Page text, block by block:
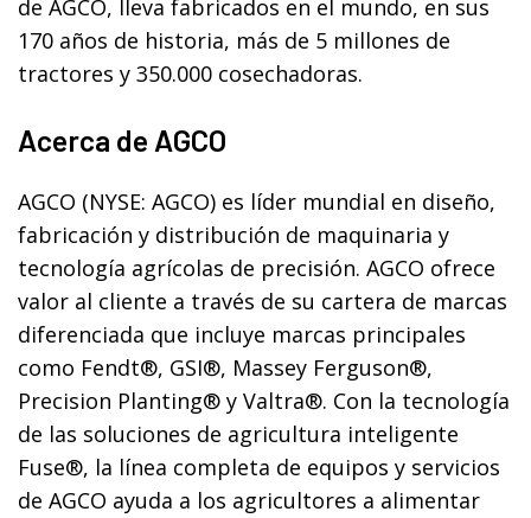
de AGCO, lleva fabricados en el mundo, en sus
170 años de historia, más de 5 millones de
tractores y 350.000 cosechadoras.
Acerca de AGCO
AGCO (NYSE: AGCO) es líder mundial en diseño,
fabricación y distribución de maquinaria y
tecnología agrícolas de precisión. AGCO ofrece
valor al cliente a través de su cartera de marcas
diferenciada que incluye marcas principales
como Fendt®, GSI®, Massey Ferguson®,
Precision Planting® y Valtra®. Con la tecnología
de las soluciones de agricultura inteligente
Fuse®, la línea completa de equipos y servicios
de AGCO ayuda a los agricultores a alimentar